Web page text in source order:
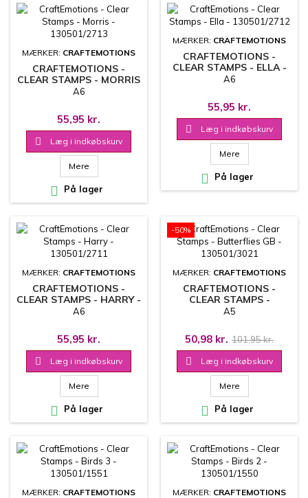
MÆRKER: CRAFTEMOTIONS
CRAFTEMOTIONS -
CLEAR STAMPS - MORRIS
- 130501/2713
A6
55,95 kr.
 Læg i indkøbskurv
Mere
 På lager
MÆRKER: CRAFTEMOTIONS
CRAFTEMOTIONS -
CLEAR STAMPS - ELLA -
130501/2712
A6
55,95 kr.
 Læg i indkøbskurv
Mere
 På lager
MÆRKER: CRAFTEMOTIONS
CRAFTEMOTIONS -
CLEAR STAMPS - HARRY -
130501/2711
A6
55,95 kr.
 Læg i indkøbskurv
Mere
 På lager
-50%
MÆRKER: CRAFTEMOTIONS
CRAFTEMOTIONS -
CLEAR STAMPS -
BUTTERFLIES GB -
A5
50,98 kr. 101,95 kr.

Læg i indkøbskurv
Mere
 På lager
MÆRKER: CRAFTEMOTIONS MÆRKER: CRAFTEMOTIONS